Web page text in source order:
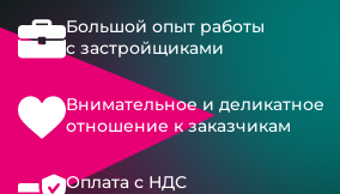
Большой опыт работы
с застройщиками
Внимательное и деликатное
отношение к заказчикам
Оплата с НДС